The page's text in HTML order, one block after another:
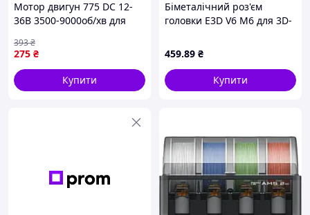
Мотор двигун 775 DC 12-
36В 3500-9000об/хв для
275 ₴
393₴
Купити
Біметалічний роз'єм
головки E3D V6 M6 для 3D-
мідь, 23,5 мм, запобігає
засміченню.
459.89 ₴
Купити